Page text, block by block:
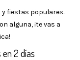
fiestas populares.
alguna, ¡te vas a
2 días